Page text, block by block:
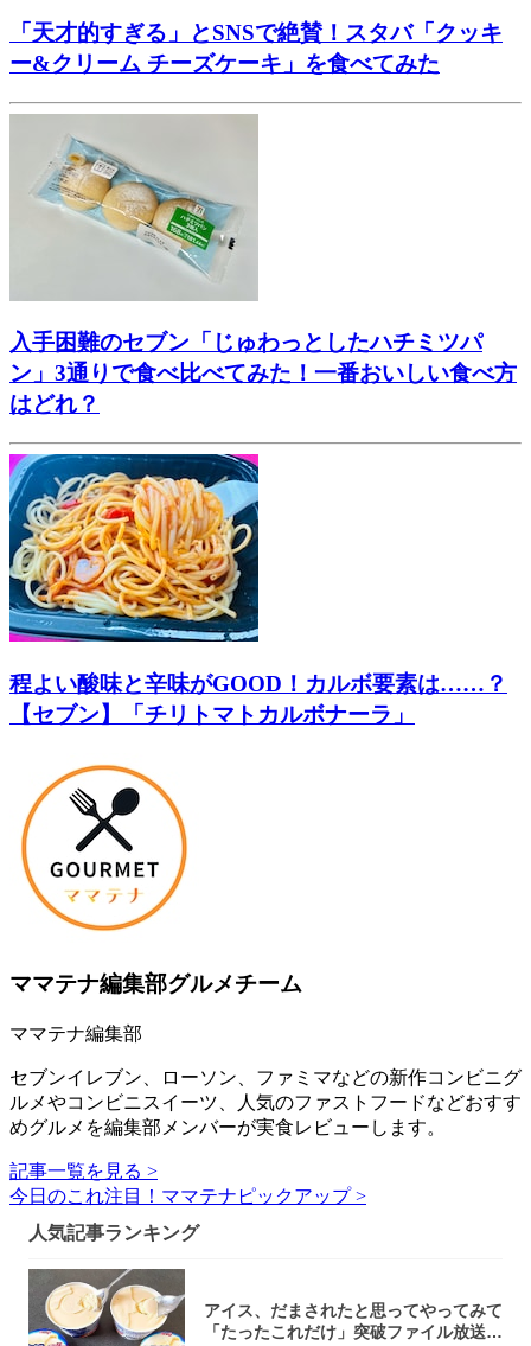
「天才的すぎる」とSNSで絶賛！スタバ「クッキ
ー&クリーム チーズケーキ」を食べてみた
入手困難のセブン「じゅわっとしたハチミツパ
ン」3通りで食べ比べてみた！一番おいしい食べ方
はどれ？
程よい酸味と辛味がGOOD！カルボ要素は……？
【セブン】「チリトマトカルボナーラ」
ママテナ編集部グルメチーム
ママテナ編集部
セブンイレブン、ローソン、ファミマなどの新作コンビニグ
ルメやコンビニスイーツ、人気のファストフードなどおすす
めグルメを編集部メンバーが実食レビューします。
記事一覧を見る >
今日のこれ注目！ママテナピックアップ >
人気記事ランキング
アイス、だまされたと思ってやってみて
「たったこれだけ」突破ファイル放送で